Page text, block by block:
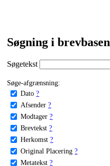
Søgning i brevbasen
Søgetekst
Søge-afgrænsning:
Dato ?
Afsender ?
Modtager ?
Brevtekst ?
Herkomst ?
Original Placering ?
Metatekst ?